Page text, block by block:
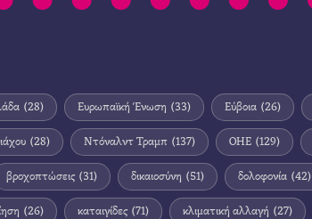
(28) Ευρωπαϊκή Ένωση (33) Εύβοια (26)
(28) Ντόναλντ Τραμπ (137) ΟΗΕ (129)
βροχοπτώσεις (31) δικαιοσύνη (51) δολοφονία (42)
(26) καταιγίδες (71) κλιματική αλλαγή (27)